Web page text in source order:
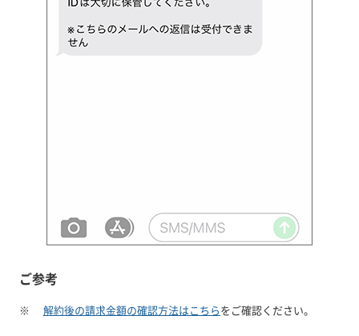
ご参考
※ 解約後の請求金額の確認方法はこちらをご確認ください。